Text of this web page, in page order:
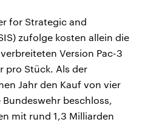
for Strategic and
zufolge kosten allein die
Version Pac-3
pro Stück. Als der
Jahr den Kauf von vier
beschloss,
mit rund 1,3 Milliarden